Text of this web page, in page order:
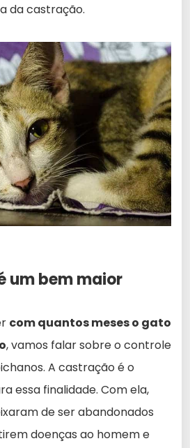
da castração.
um bem maior
com quantos meses o gato
, vamos falar sobre o controle
A castração é o
essa finalidade. Com ela,
de ser abandonados
doenças ao homem e